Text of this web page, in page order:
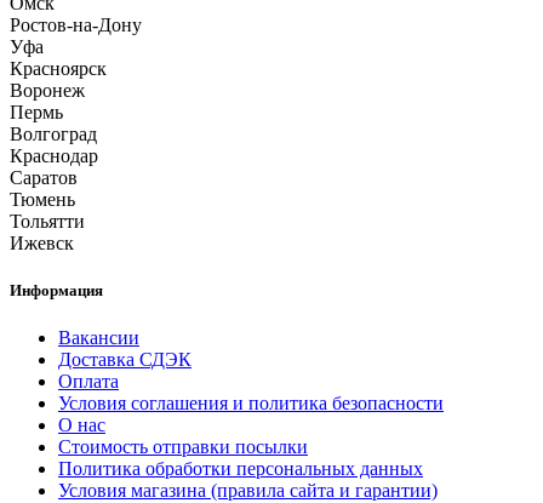
Ростов-на-Дону
Уфа
Красноярск
Воронеж
Пермь
Волгоград
Краснодар
Саратов
Тюмень
Тольятти
Ижевск
Информация
Вакансии
Доставка СДЭК
Оплата
Условия соглашения и политика безопасности
О нас
Стоимость отправки посылки
Политика обработки персональных данных
Условия магазина (правила сайта и гарантии)